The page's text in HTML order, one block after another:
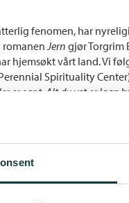
fenomen, har
romanen Jern gjør Torgrim
hjemsøkt vårt land. Vi
Spirituality
er sant. Alt du vet er løgn
fra alle
På en ombygd låve
analyser, mens de
slutter og planeten